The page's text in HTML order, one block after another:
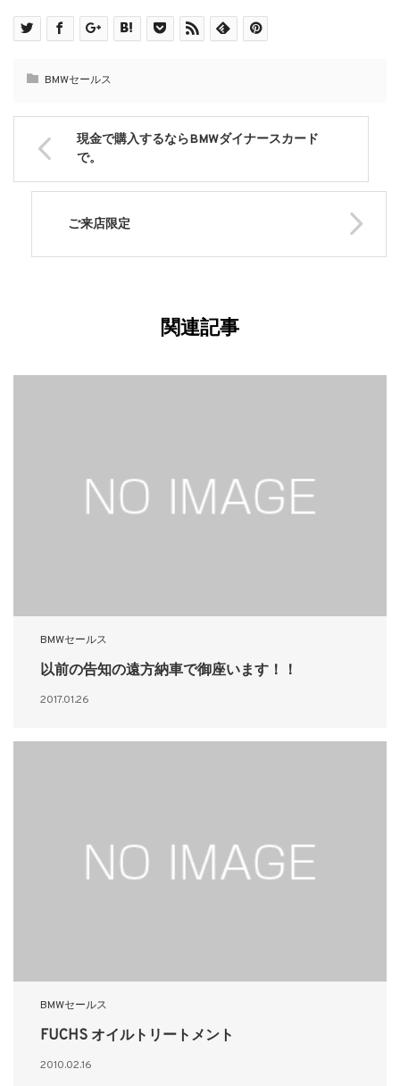
BMWセールス
現金で購入するならBMWダイナースカード
で。
ご来店限定
関連記事
BMWセールス
以前の告知の遠方納車で御座います！！
2017.01.26
BMWセールス
FUCHS オイルトリートメント
2010.02.16